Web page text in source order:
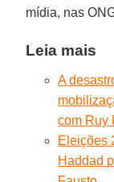
mídia, nas
Leia mais
A
com Ruy
Eleições
Haddad